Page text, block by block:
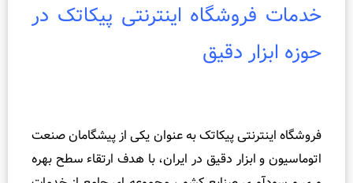
فروشگاه اینترنتی پیکاتک در
ابزار دقیق
اینترنتی پیکاتک به عنوان یکی از پیشگامان صنعت
و ابزار دقیق در ایران، با هدف ارتقاء سطح بهره